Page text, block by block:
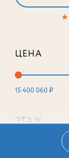
★
ЦЕНА
15 400 060 ₽
ЭТАЖ